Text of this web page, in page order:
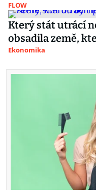
FLOW
Který stát utrácí
obsadila země,
Ekonomika